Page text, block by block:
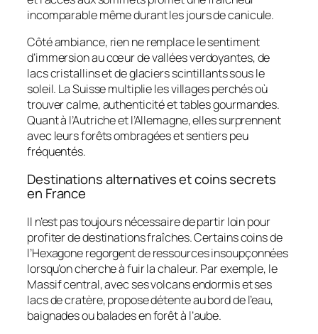
incomparable même durant les jours de canicule.
Côté ambiance, rien ne remplace le sentiment
d’immersion au cœur de vallées verdoyantes, de
lacs cristallins et de glaciers scintillants sous le
soleil. La Suisse multiplie les villages perchés où
trouver calme, authenticité et tables gourmandes.
Quant à l’Autriche et l’Allemagne, elles surprennent
avec leurs forêts ombragées et sentiers peu
fréquentés.
Destinations alternatives et coins secrets
en France
Il n’est pas toujours nécessaire de partir loin pour
profiter de destinations fraîches. Certains coins de
l’Hexagone regorgent de ressources insoupçonnées
lorsqu’on cherche à fuir la chaleur. Par exemple, le
Massif central, avec ses volcans endormis et ses
lacs de cratère, propose détente au bord de l’eau,
baignades ou balades en forêt à l’aube.